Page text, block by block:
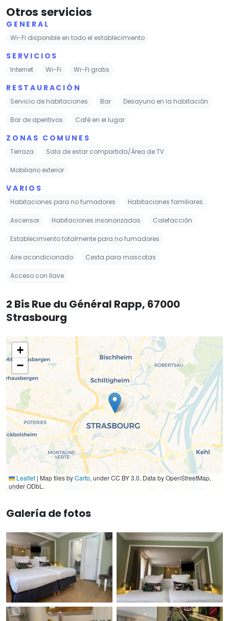
Otros servicios
GENERAL
Wi-Fi disponible en todo el establecimiento
SERVICIOS
Internet Wi-Fi Wi-Fi gratis
RESTAURACIÓN
Servicio de habitaciones Bar Desayuno en la habitación
Bar de aperitivos Café en el lugar
ZONAS COMUNES
Terraza Sala de estar compartida/Área de TV
Mobiliario exterior
VARIOS
Habitaciones para no fumadores Habitaciones familiares
Ascensor Habitaciones insonorizadas Calefacción
Establecimiento totalmente para no fumadores
Aire acondicionado Cesta para mascotas
Acceso con llave
2 Bis Rue du Général Rapp, 67000
Strasbourg
+
−
Leaflet | Map tiles byCarto, under CC BY 3.0. Data by OpenStreetMap,
under ODbL.
Galería de fotos